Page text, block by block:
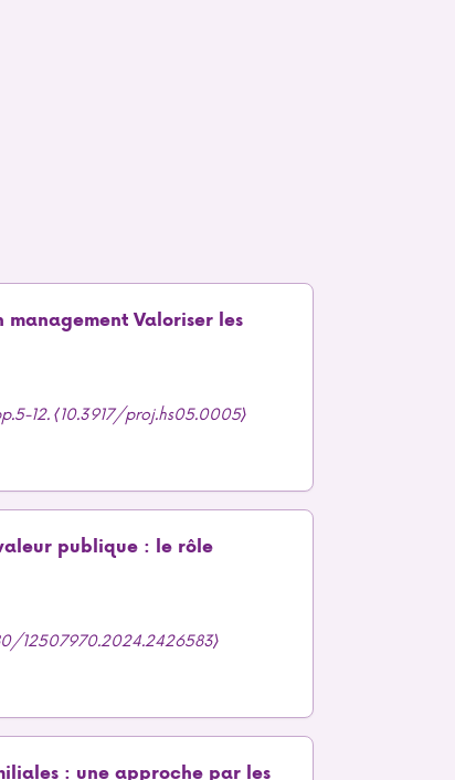
Valoriser les
12. ⟨10.3917/proj.hs05.0005⟩
publique : le rôle
12507970.2024.2426583⟩
: une approche par les